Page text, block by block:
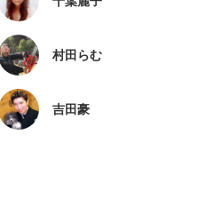
村田らむ
吉田豪